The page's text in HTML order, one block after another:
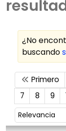
¿No
buscando
Ordenar
Primero
7
8 9
Ordenar por: